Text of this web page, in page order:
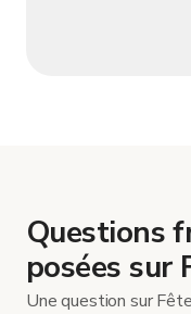
Questions
posées sur
Une question sur